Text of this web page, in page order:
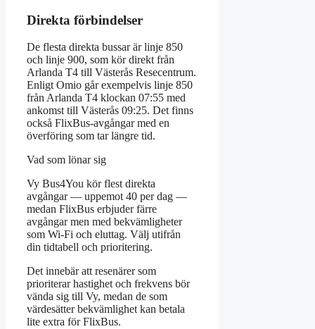
Direkta förbindelser
De flesta direkta bussar är linje 850
och linje 900, som kör direkt från
Arlanda T4 till Västerås Resecentrum.
Enligt Omio går exempelvis linje 850
från Arlanda T4 klockan 07:55 med
ankomst till Västerås 09:25. Det finns
också FlixBus-avgångar med en
överföring som tar längre tid.
Vad som lönar sig
Vy Bus4You kör flest direkta
avgångar — uppemot 40 per dag —
medan FlixBus erbjuder färre
avgångar men med bekvämligheter
som Wi-Fi och eluttag. Välj utifrån
din tidtabell och prioritering.
Det innebär att resenärer som
prioriterar hastighet och frekvens bör
vända sig till Vy, medan de som
värdesätter bekvämlighet kan betala
lite extra för FlixBus.